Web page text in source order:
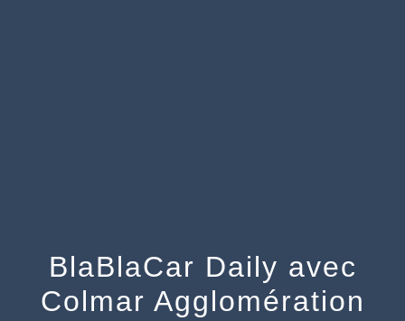
BlaBlaCar Daily avec
Colmar Agglomération